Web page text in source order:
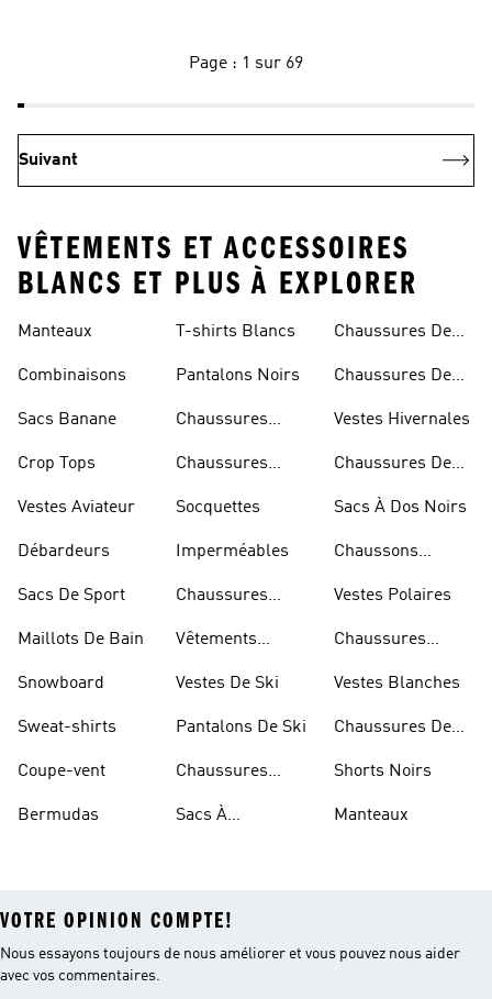
Page : 1 sur 69
Suivant
VÊTEMENTS ET ACCESSOIRES
BLANCS ET PLUS À EXPLORER
Manteaux
Combinaisons
Sacs Banane
Crop Tops
Vestes Aviateur
Débardeurs
Sacs De Sport
Maillots De Bain
Snowboard
Sweat-shirts
Coupe-vent
Bermudas
T-shirts Blancs
Pantalons Noirs
Chaussures
Chaussures
Socquettes
Imperméables
Chaussures
Vêtements
Vestes De Ski
Pantalons De Ski
Chaussures
Sacs À
Chaussures De
Chaussures De
Vestes Hivernales
Chaussures De
Sacs À Dos Noirs
Chaussons
Vestes Polaires
Chaussures
Vestes Blanches
Chaussures De
Shorts Noirs
Manteaux
VOTRE OPINION COMPTE!
Nous essayons toujours de nous améliorer et vous pouvez nous aider
avec vos commentaires.